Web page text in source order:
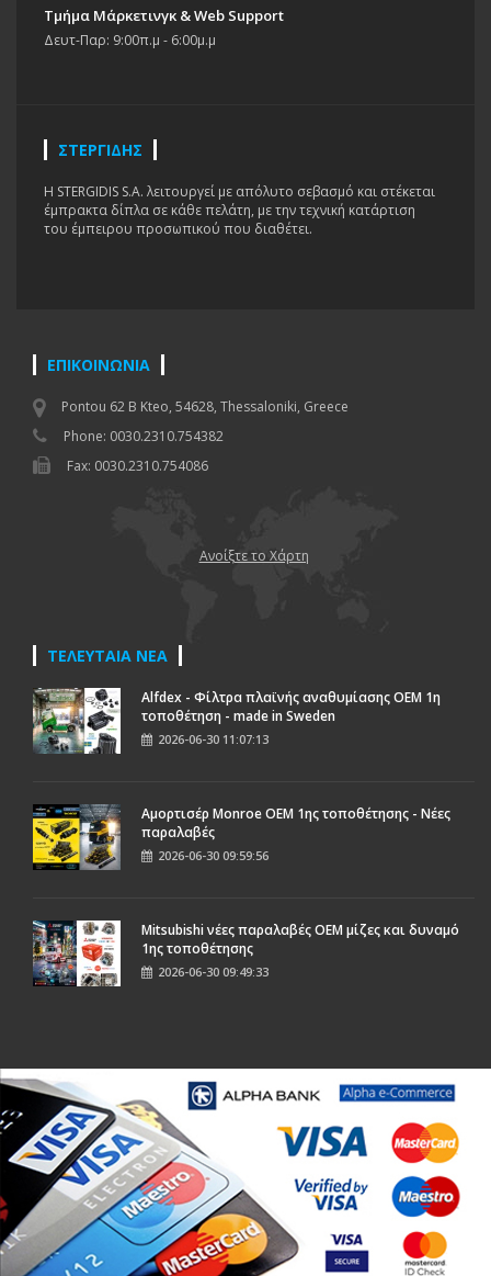
Τμήμα Μάρκετινγκ & Web Support
Δευτ-Παρ: 9:00π.μ - 6:00μ.μ
ΣΤΕΡΓΙΔΗΣ
H STERGIDIS S.A. λειτουργεί με απόλυτο σεβασμό και στέκεται
έμπρακτα δίπλα σε κάθε πελάτη, με την τεχνική κατάρτιση
του έμπειρου προσωπικού που διαθέτει.
ΕΠΙΚΟΙΝΩΝΙΑ
Pontou 62 B Kteo, 54628, Thessaloniki, Greece
Phone: 0030.2310.754382
Fax: 0030.2310.754086
Ανοίξτε το Χάρτη
ΤΕΛΕΥΤΑΙΑ ΝΕΑ
Alfdex - Φίλτρα πλαϊνής αναθυμίασης OEM 1η
τοποθέτηση - made in Sweden
2026-06-30 11:07:13
Αμορτισέρ Monroe ΟΕΜ 1ης τοποθέτησης - Νέες
παραλαβές
2026-06-30 09:59:56
Mitsubishi νέες παραλαβές OEM μίζες και δυναμό
1ης τοποθέτησης
2026-06-30 09:49:33